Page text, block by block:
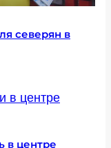
северян в
в центре